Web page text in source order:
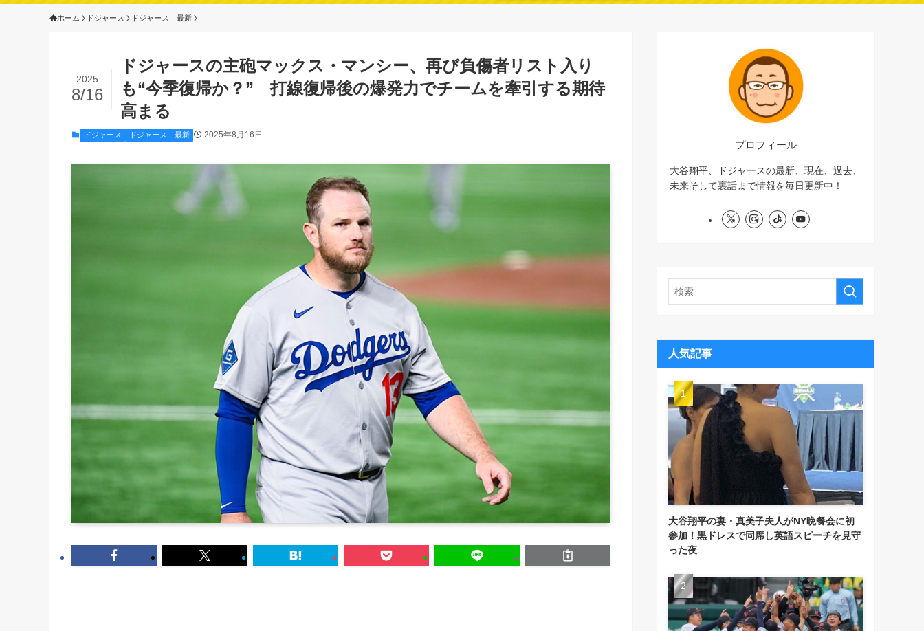
ホーム ドジャース ドジャース 最新
ドジャースの主砲マックス・マンシー、再び負傷者リスト入り
も“今季復帰か？” 打線復帰後の爆発力でチームを牽引する期待
高まる
2025
8/16
ドジャース ドジャース 最新 2025年8月16日
プロフィール
大谷翔平、ドジャースの最新、現在、過去、
未来そして裏話まで情報を毎日更新中！
人気記事
大谷翔平の妻・真美子夫人がNY晩餐会に初
参加！黒ドレスで同席し英語スピーチを見守
った夜